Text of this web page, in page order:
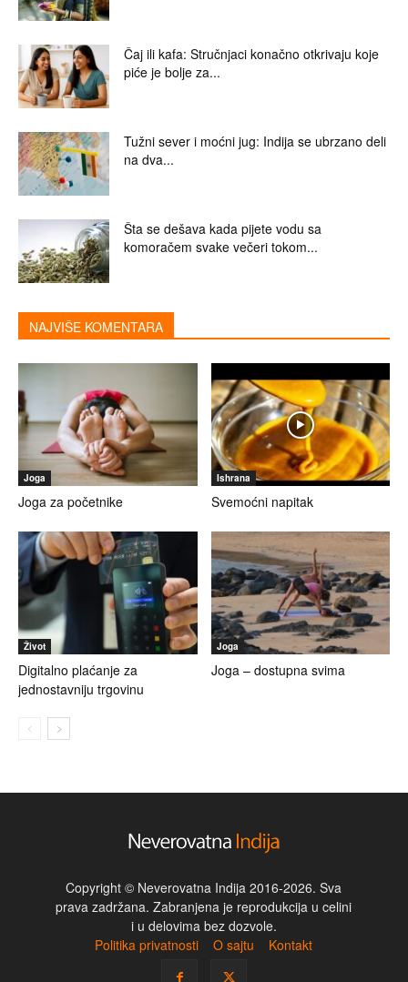
Čaj ili kafa: Stručnjaci konačno otkrivaju koje
piće je bolje za...
Tužni sever i moćni jug: Indija se ubrzano deli
na dva...
Šta se dešava kada pijete vodu sa
komoračem svake večeri tokom...
NAJVIŠE KOMENTARA
Joga
Joga za početnike
Ishrana
Svemoćni napitak
Život
Digitalno plaćanje za
jednostavniju trgovinu
Joga
Joga – dostupna svima
Copyright © Neverovatna Indija 2016-2026. Sva
prava zadržana. Zabranjena je reprodukcija u celini
i u delovima bez dozvole.
Politika privatnosti
O sajtu Kontakt